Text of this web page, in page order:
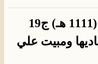
9- بحار الأنوار للمجلسي (1111 هـ) ج19
ومباديها ومبيت علي